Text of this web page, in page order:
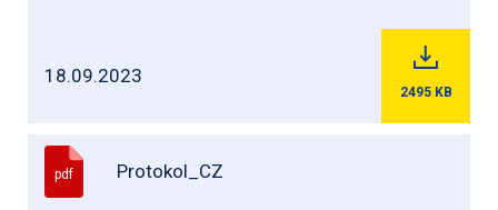
18.09.2023
2495 KB
pdf Protokol_CZ